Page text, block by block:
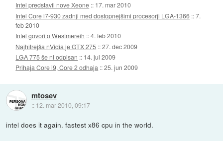
Intel predstavil nove Xeone :: 17. mar 2010
Intel Core i7-930 zadnji med dostopnejšimi procesorji LGA-1366 ::7.
feb 2010
Intel govori o Westmereih ::4. feb 2010
Najhitrejša nVidia je GTX 275 ::27. dec 2009
LGA 775 še ni odpisan :: 14. jul 2009
Prihaja Core i9, Core 2 odhaja ::25. jun 2009
mtosev
:: 12. mar 2010, 09:17
intel does it again. fastest x86 cpu in the world.